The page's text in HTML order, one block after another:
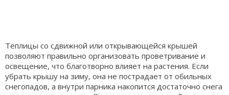
Теплицы со сдвижной или открывающейся крышей
позволяют правильно организовать проветривание и
освещение, что благотворно влияет на растения. Если
убрать крышу на зиму, она не пострадает от обильных
снегопадов, а внутри парника накопится достаточно снега